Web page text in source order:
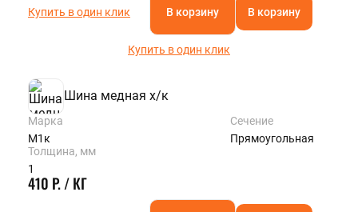
Купить в один клик В корзину В корзину
Купить в один клик
Шина медная х/к
Марка
М1к
Сечение
Прямоугольная
Толщина, мм
1
410 Р. / КГ